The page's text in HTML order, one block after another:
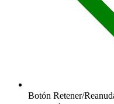
Botón Retener/